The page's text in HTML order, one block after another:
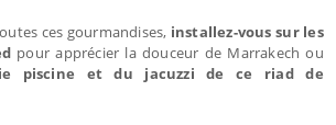
ces gourmandises, installez-vous sur les
pour apprécier la douceur de Marrakech ou
piscine et du jacuzzi de ce riad de